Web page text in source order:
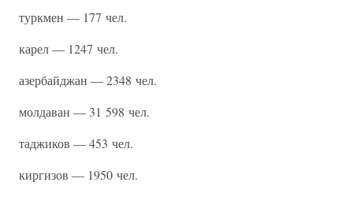
туркмен — 177 чел.
карел — 1247 чел.
азербайджан — 2348 чел.
молдаван — 31 598 чел.
таджиков — 453 чел.
киргизов — 1950 чел.